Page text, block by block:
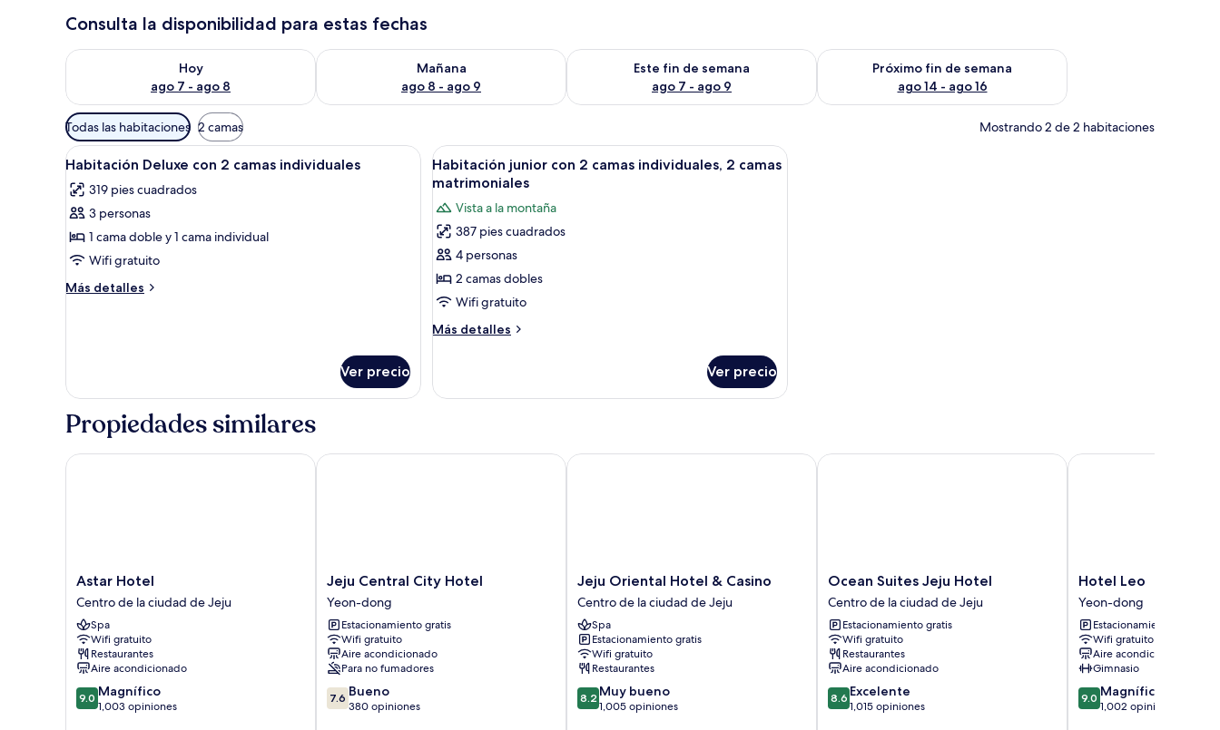
Consulta la disponibilidad para estas fechas
Hoy
ago 7 - ago 8
Consulta la disponibilidad para hoy ago 7 - ago 8
Mañana
ago 8 - ago 9
Consulta la disponibilidad para mañana ago 8 - ago 9
Este fin de semana
ago 7 - ago 9
Consulta la disponibilidad para este fin de semana ago 7 - ago 9
Próximo fin de semana
ago 14 - ago 16
Consulta la disponibilidad para el próximo fin de semana ago
Filtros
disponibles
para
las
habitaciones
Todas las habitaciones 2 camas Mostrando 2 de 2 habitaciones
Abrir
todas
las
fotos
de
Habitación
Deluxe
con
Habitación de hotel con dos camas, un escritorio, una silla, un espejo grande y una ventana con cortinas.
6
Habitación Deluxe con 2 camas individuales
319 pies cuadrados
3 personas
1 cama doble y 1 cama individual
Wifi gratuito
Más detalles
Más
2
camas
individuales
Ver precio
Abrir
todas
fotos
de
Habitación
junior
con
2
camas
2
camas
Habitación de hotel con dos camas, un escritorio con silla, televisor y baño visible a través de una puerta abierta.
3
Habitación junior con 2 camas individuales, 2 camas
matrimoniales
Vista a la montaña
387 pies cuadrados
4 personas
2 camas dobles
Wifi gratuito
Más detalles
Más
junior
individuales,
Ver precio
Propiedades similares
Astar
Hotel
Centro
de
la
ciudad
de
Jeju
Astar Hotel
Centro de la ciudad de Jeju
Spa
Wifi gratuito
Restaurantes
Aire acondicionado
9.0
de
9.0 Magnífico
1,003 opiniones
Astar Hotel
Jeju
Central
City
Hotel
Yeon-
dong
Jeju Central City Hotel
Yeon-dong
Estacionamiento gratis
Wifi gratuito
Aire acondicionado
Para no fumadores
7.6
de
7.6 Bueno
380 opiniones
Jeju Central City Hotel
Jeju
Oriental
Hotel
&
Casino
Centro
de
la
ciudad
Jeju Oriental Hotel & Casino
Centro de la ciudad de Jeju
Spa
Estacionamiento gratis
Wifi gratuito
Restaurantes
8.2
de
8.2 Muy bueno
1,005 opiniones
Jeju Oriental Hotel & Casino
Ocean
Suites
Jeju
Hotel
Centro
de
la
ciudad
de
Ocean Suites Jeju Hotel
Centro de la ciudad de Jeju
Estacionamiento gratis
Wifi gratuito
Restaurantes
Aire acondicionado
8.6
de
8.6 Excelente
1,015 opiniones
Ocean Suites Jeju Hotel
Hotel
Leo
Yeon-
dong
Hotel Leo
Yeon-dong
Estacionamiento gratis
Wifi gratuito
Aire acondicionado
Gimnasio
9.0
de
9.0 Magnífico
1,002 opiniones
Hotel Leo